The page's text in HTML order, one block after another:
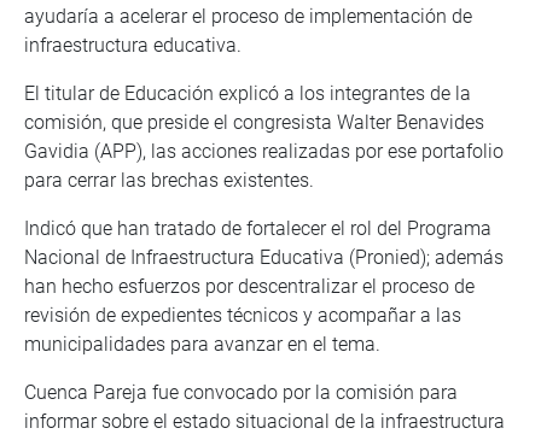
ayudaría a acelerar el proceso de implementación de
infraestructura educativa.
El titular de Educación explicó a los integrantes de la
comisión, que preside el congresista Walter Benavides
Gavidia (APP), las acciones realizadas por ese portafolio
para cerrar las brechas existentes.
Indicó que han tratado de fortalecer el rol del Programa
Nacional de Infraestructura Educativa (Pronied); además
han hecho esfuerzos por descentralizar el proceso de
revisión de expedientes técnicos y acompañar a las
municipalidades para avanzar en el tema.
Cuenca Pareja fue convocado por la comisión para
informar sobre el estado situacional de la infraestructura